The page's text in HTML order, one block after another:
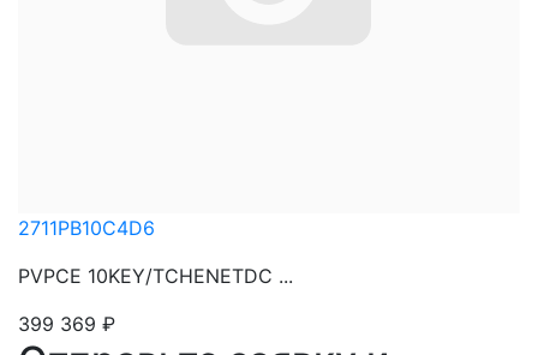
2711PB10C4D6
PVPCE 10KEY/TCHENETDC ...
399 369 ₽